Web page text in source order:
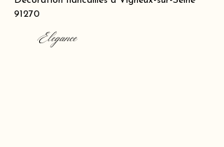
91270
Elegance